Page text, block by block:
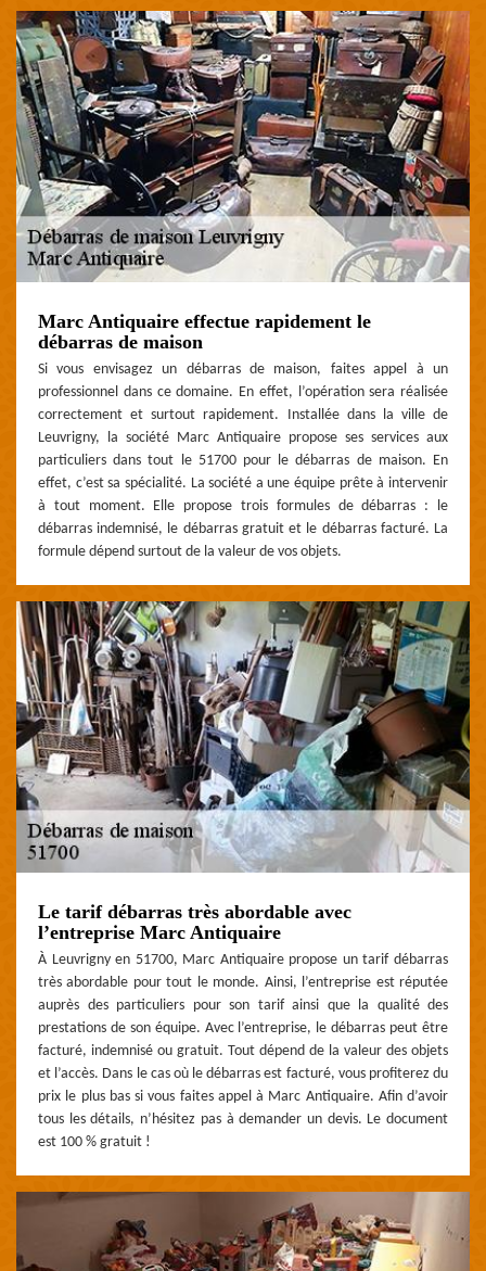
Marc Antiquaire effectue rapidement le
débarras de maison
Si vous envisagez un débarras de maison, faites appel à un
professionnel dans ce domaine. En effet, l’opération sera réalisée
correctement et surtout rapidement. Installée dans la ville de
Leuvrigny, la société Marc Antiquaire propose ses services aux
particuliers dans tout le 51700 pour le débarras de maison. En
effet, c’est sa spécialité. La société a une équipe prête à intervenir
à tout moment. Elle propose trois formules de débarras : le
débarras indemnisé, le débarras gratuit et le débarras facturé. La
formule dépend surtout de la valeur de vos objets.
Le tarif débarras très abordable avec
l’entreprise Marc Antiquaire
À Leuvrigny en 51700, Marc Antiquaire propose un tarif débarras
très abordable pour tout le monde. Ainsi, l’entreprise est réputée
auprès des particuliers pour son tarif ainsi que la qualité des
prestations de son équipe. Avec l’entreprise, le débarras peut être
facturé, indemnisé ou gratuit. Tout dépend de la valeur des objets
et l’accès. Dans le cas où le débarras est facturé, vous profiterez du
prix le plus bas si vous faites appel à Marc Antiquaire. Afin d’avoir
tous les détails, n’hésitez pas à demander un devis. Le document
est 100 % gratuit !